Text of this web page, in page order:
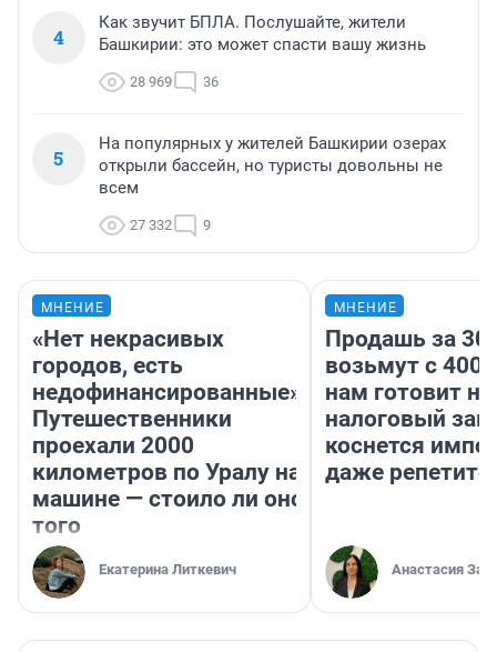
4
Как звучит БПЛА. Послушайте, жители
Башкирии: это может спасти вашу жизнь
28 969 36
5
На популярных у жителей Башкирии озерах
открыли бассейн, но туристы довольны не
всем
27 332 9
МНЕНИЕ
«Нет некрасивых
городов, есть
недофинансированные».
Путешественники
проехали 2000
километров по Уралу на
машине — стоило ли оно
того
Екатерина Литкевич
МНЕНИЕ
Продашь за
возьмут с
нам готовит
налоговый
коснется
даже
Анастасия